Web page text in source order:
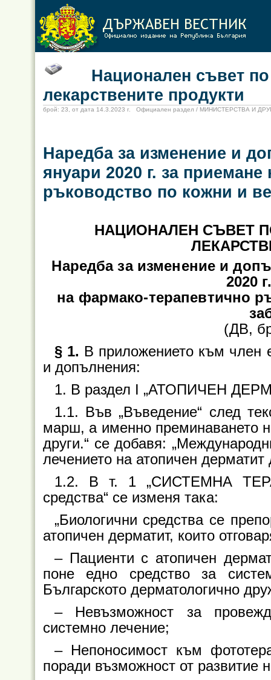
Национален съвет по
лекарствените продукти
брой: 23, от дата 14.3.2023 г. Официален раздел / МИНИСТЕРСТВА И
Наредба за изменение и
януари 2020 г. за
ръководство по кожни и
НАЦИОНАЛЕН СЪВЕТ
Наредба за изменение и
2020
на фармако-терапевтично
(ДВ,
§ 1. В приложението към член
и допълнения:
1. В раздел I „АТОПИЧЕН
1.1. Във „Въведение“ след
марш, а именно преминаването
други.“ се добавя:
лечението на атопичен
1.2. В т. 1 „СИСТЕМНА
средства“ се изменя така:
„Биологични средства се
атопичен дерматит, които
– Пациенти с атопичен
поне едно средство за
Българското дерматологично
– Невъзможност за
системно лечение;
– Непоносимост към
поради възможност от развитие